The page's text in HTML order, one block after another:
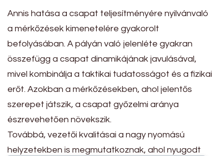
Annis hatása a csapat teljesítményére nyilvánvaló
a mérkőzések kimenetelére gyakorolt
befolyásában. A pályán való jelenléte gyakran
összefügg a csapat dinamikájának javulásával,
mivel kombinálja a taktikai tudatosságot és a fizikai
erőt. Azokban a mérkőzésekben, ahol jelentős
szerepet játszik, a csapat győzelmi aránya
észrevehetően növekszik.
Továbbá, vezetői kvalitásai a nagy nyomású
helyzetekben is megmutatkoznak, ahol nyugodt